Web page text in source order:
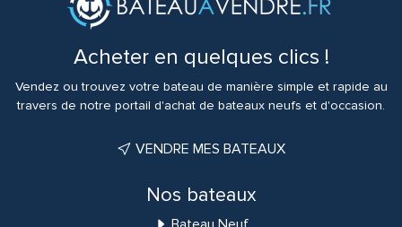
Acheter en quelques clics !
Vendez ou trouvez votre bateau de manière simple et rapide au
travers de notre portail d'achat de bateaux neufs et d'occasion.
VENDRE MES BATEAUX
Nos bateaux